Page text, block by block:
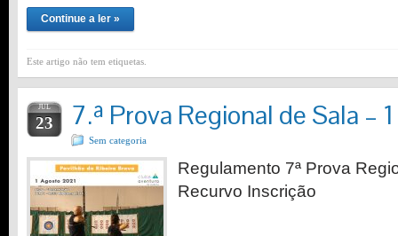
Continue a ler »
Este artigo não tem etiquetas.
JUL
23 7.ª Prova Regional de Sala –
Sem categoria
Regulamento 7ª Prova
Recurvo Inscrição